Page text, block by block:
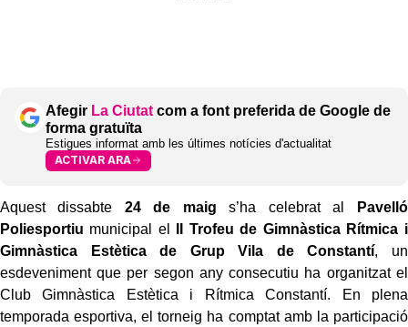
Afegir La Ciutat com a font preferida de Google de
forma gratuïta
Estigues informat amb les últimes notícies d'actualitat
ACTIVAR ARA
Aquest dissabte 24 de maig s’ha celebrat al
Pavelló
Poliesportiu municipal el
II Trofeu de Gimnàstica Rítmica i
Gimnàstica Estètica de Grup Vila de Constantí, un
esdeveniment que per segon any consecutiu ha organitzat el
Club Gimnàstica Estètica i Rítmica Constantí. En plena
temporada esportiva, el torneig ha comptat amb la participació